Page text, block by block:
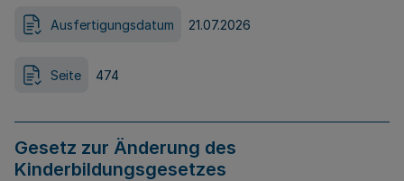
Ausfertigungsdatum 21.07.2026
Seite 474
Gesetz zur Änderung des
Kinderbildungsgesetzes